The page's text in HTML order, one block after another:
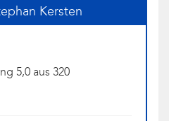
Kersten
5,0 aus 320